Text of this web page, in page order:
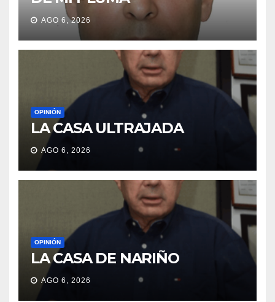
AGO 6, 2026
OPINIÓN
LA CASA ULTRAJADA
AGO 6, 2026
OPINIÓN
LA CASA DE NARIÑO
AGO 6, 2026